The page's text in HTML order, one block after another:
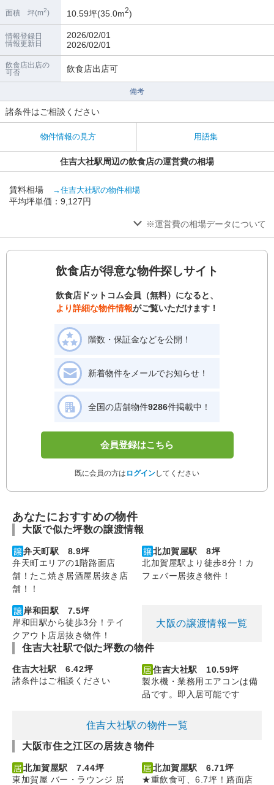
面積 坪(m2) 10.59坪(35.0m2)
情報登録日
情報更新日
2026/02/01
2026/02/01
飲食店出店の
可否
飲食店出店可
備考
諸条件はご相談ください
物件情報の見方 用語集
住吉大社駅周辺の飲食店の運営費の相場
賃料相場 →住吉大社駅の物件相場
平均坪単価：9,127円
※運営費の相場データについて
飲食店が得意な物件探しサイト
飲食店ドットコム会員（無料）になると、
より詳細な物件情報がご覧いただけます！
階数・保証金などを公開！
新着物件をメールでお知らせ！
全国の店舗物件9286件掲載中！
会員登録はこちら
既に会員の方は ログインしてください
あなたにおすすめの物件
大阪で似た坪数の譲渡情報
弁天町駅 8.9坪
弁天町エリアの1階路面店
舗！たこ焼き居酒屋居抜き店
舗！！
北加賀屋駅 8坪
北加賀屋駅より徒歩8分！カ
フェバー居抜き物件！
岸和田駅 7.5坪
岸和田駅から徒歩3分！テイ
クアウト店居抜き物件！
大阪の譲渡情報一覧
住吉大社駅で似た坪数の物件
住吉大社駅 6.42坪
諸条件はご相談ください
住吉大社駅 10.59坪
製氷機・業務用エアコンは備
品です。即入居可能です
住吉大社駅の物件一覧
大阪市住之江区の居抜き物件
北加賀屋駅 7.44坪
東加賀屋 バー・ラウンジ 居
北加賀屋駅 6.71坪
★重飲食可、6.7坪！路面店